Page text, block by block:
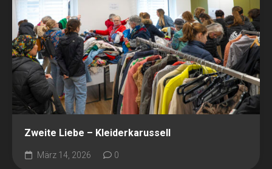
Zweite Liebe – Kleiderkarussell
März 14, 2026 0